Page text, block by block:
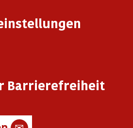
Barrierefreiheit